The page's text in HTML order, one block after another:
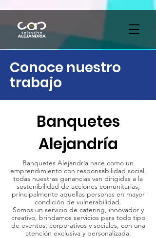
Conoce nuestro
trabajo
Banquetes
Alejandría
Banquetes Alejandría nace como un
emprendimiento con responsabilidad social,
todas nuestras ganancias van dirigidas a la
sostenibilidad de acciones comunitarias,
principalmente aquellas personas en mayor
condición de vulnerabilidad.
Somos un servicio de catering, innovador y
creativo, brindamos servicios para todo tipo
de eventos, corporativos y sociales, con una
atención exclusiva y personalizada.